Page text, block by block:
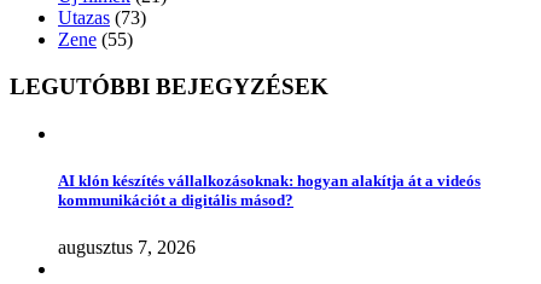
Utazas (73)
Zene (55)
LEGUTÓBBI BEJEGYZÉSEK
AI klón készítés vállalkozásoknak: hogyan alakítja át a videós
kommunikációt a digitális másod?
augusztus 7, 2026